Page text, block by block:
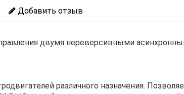
Добавить отзыв
двумя нереверсивными
различного назначения.